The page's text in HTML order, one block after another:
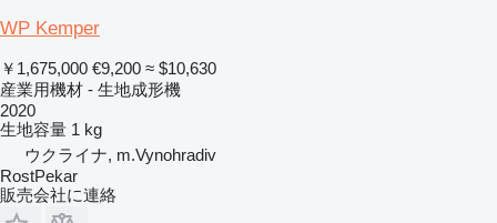
WP Kemper
￥1,675,000 €9,200 ≈ $10,630
産業用機材 - 生地成形機
2020
生地容量 1 kg
ウクライナ, m.Vynohradiv
RostPekar
販売会社に連絡